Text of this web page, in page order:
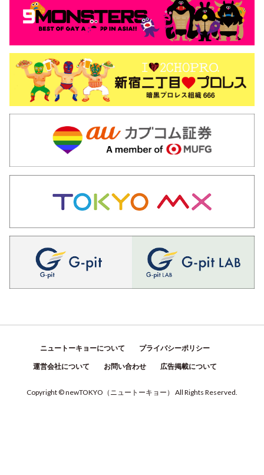
ニュートーキョーについて プライバシーポリシー
運営会社について お問い合わせ 広告掲載について
Copyright © newTOKYO （ ニュートーキョー ） All Rights Reserved.